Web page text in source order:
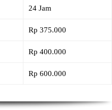
24 Jam
Rp 375.000
Rp 400.000
Rp 600.000